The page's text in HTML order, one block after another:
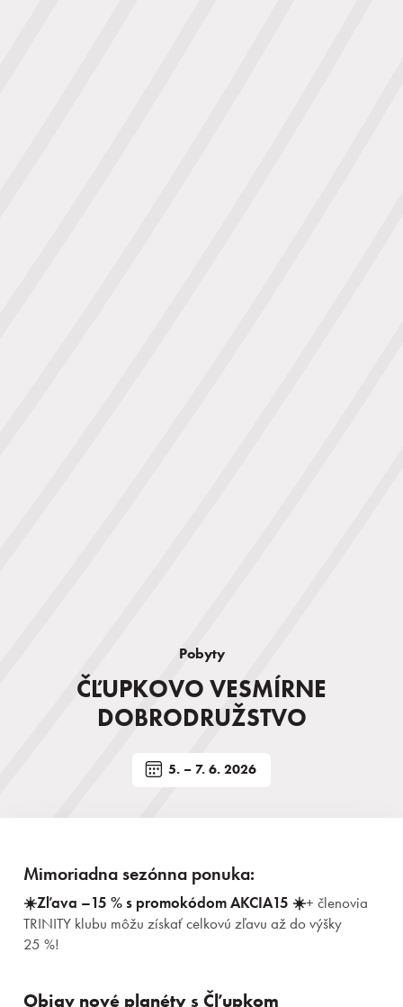
Pobyty
ČĽUPKOVO VESMÍRNE
DOBRODRUŽSTVO
5. – 7. 6. 2026
Mimoriadna sezónna ponuka:
☀️Zľava –15 % s promokódom AKCIA15 ☀️+ členovia
TRINITY klubu môžu získať celkovú zľavu až do výšky
25 %!
Objav nové planéty s Čľupkom